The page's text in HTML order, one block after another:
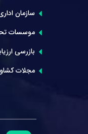
سازمان
موسسات
بازرسی
مجلات